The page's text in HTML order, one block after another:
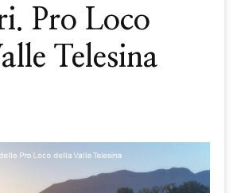
Pro Loco
Telesina